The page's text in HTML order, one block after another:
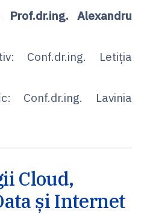
Prof.dr.ing. Alexandru
Conf.dr.ing. Letiția
Conf.dr.ing. Lavinia
Cloud,
și Internet